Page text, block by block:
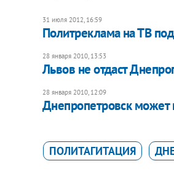
31 июля 2012, 16:59
Политреклама на ТВ
28 января 2010, 13:53
Львов не отдаст
28 января 2010, 12:09
Днепропетровск может
ПОЛИТАГИТАЦИЯ